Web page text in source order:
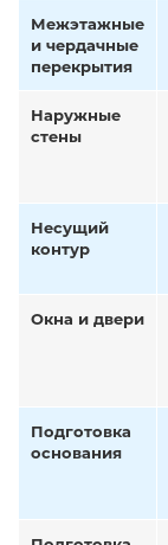
Межэтажные
и чердачные
перекрытия
Наружные
стены
Несущий
контур
Окна и двери
Подготовка
основания